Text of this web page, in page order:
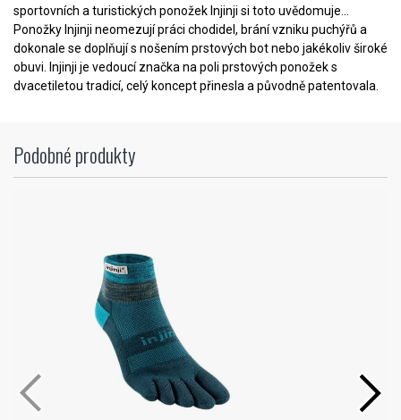
sportovních a turistických ponožek Injinji si toto uvědomuje...
Ponožky Injinji neomezují práci chodidel, brání vzniku puchýřů a
dokonale se doplňují s nošením prstových bot nebo jakékoliv široké
obuvi. Injinji je vedoucí značka na poli prstových ponožek s
dvacetiletou tradicí, celý koncept přinesla a původně patentovala.
Podobné produkty